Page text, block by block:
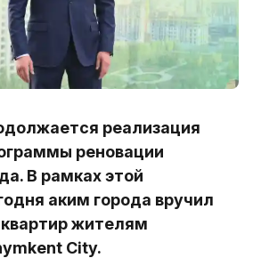
реализация
реновации
В рамках этой
аким города вручил
жителям
City.